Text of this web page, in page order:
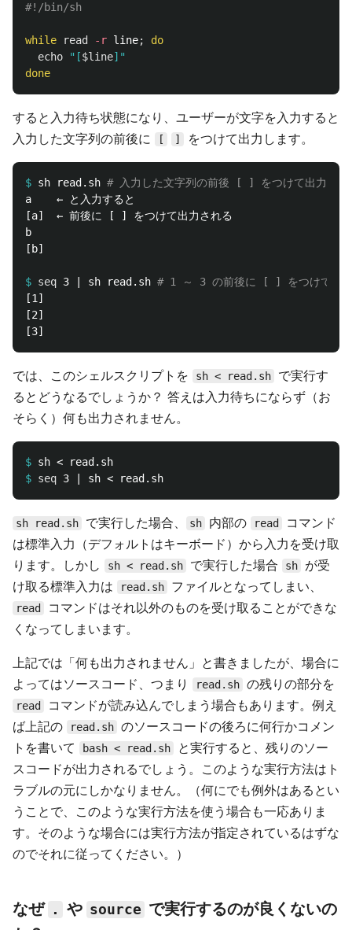
#!/bin/sh
while read -r line;
do
echo
"[$line]"
done
すると入力待ち状態になり、ユーザーが文字を入力すると
入力した文字列の前後に
[ ] をつけて出力します。
$ sh read.sh # 入力した文字列の前後 [ ] をつけて出力する
a    ← と入力すると
[a]  ← 前後に [ ] をつけて出力される
b
[b]
$ seq 3 | sh read.sh # 1 ～ 3 の前後に [ ] をつけて出
[1]
[2]
では、このシェルスクリプトを sh < read.sh
で実行す
るとどうなるでしょうか？ 答えは入力待ちにならず（お
そらく）何も出力されません。
$
$ seq
sh read.sh で実行した場合、 sh 内部の read
コマンド
は標準入力（デフォルトはキーボード）から入力を受け取
ります。しかし
sh < read.sh で実行した場合 sh
が受
け取る標準入力は
read.sh ファイルとなってしまい、
read
コマンドはそれ以外のものを受け取ることができな
くなってしまいます。
上記では「何も出力されません」と書きましたが、場合に
よってはソースコード、つまり
read.sh の残りの部分を
read
コマンドが読み込んでしまう場合もあります。例え
ば上記の
read.sh のソースコードの後ろに何行かコメン
トを書いて
bash < read.sh
と実行すると、残りのソー
スコードが出力されるでしょう。このような実行方法はト
ラブルの元にしかなりません。（何にでも例外はあるとい
うことで、このような実行方法を使う場合も一応ありま
す。そのような場合には実行方法が指定されているはずな
のでそれに従ってください。）
なぜ . や source で実行するのが良くないの